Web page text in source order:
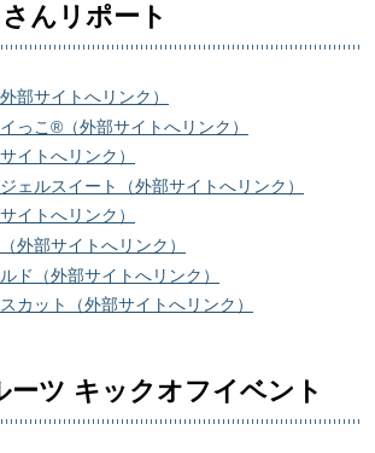
んリポート
部サイトへリンク）
っこ®（外部サイトへリンク）
イトへリンク）
ェルスイート（外部サイトへリンク）
イトへリンク）
外部サイトへリンク）
ド（外部サイトへリンク）
カット（外部サイトへリンク）
ーツ キックオフイベント